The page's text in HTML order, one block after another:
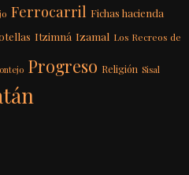
Ferrocarril Fichas hacienda
Itzimná Izamal Los Recreos de
Progreso Religión Sisal